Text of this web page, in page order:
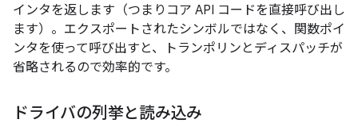
インタを返します（つまりコア API コードを直接呼び出し
ます）。エクスポートされたシンボルではなく、関数ポイ
ンタを使って呼び出すと、トランポリンとディスパッチが
省略されるので効率的です。
ドライバの列挙と読み込み